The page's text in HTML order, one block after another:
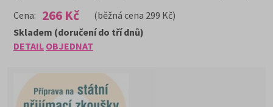
Cena: 266 Kč (běžná cena 299 Kč)
DETAIL OBJEDNAT
Skladem (doručení do tří dnů)